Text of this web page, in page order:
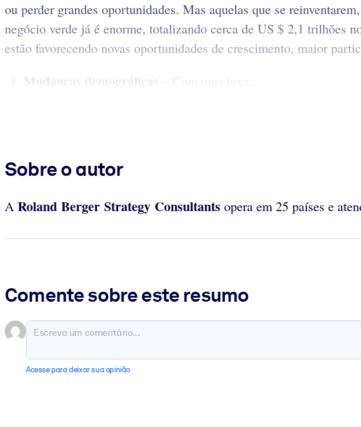
ou perder grandes oportunidades. Mas aquelas que se
negócio verde já é enorme, totalizando cerca de US $ 2,1 trilhões
estão favorecendo novas oportunidades de crescimento, maior
Mudanças demográficas – Com uma taxa...
Sobre o autor
A Roland Berger Strategy Consultants opera em 25 países e
Comente sobre este resumo
Acesse para deixar sua opinião